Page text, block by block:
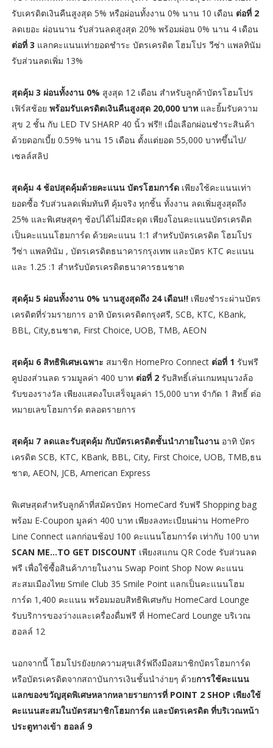
รับเครดิตเงินคืนสูงสุด 5% หรือผ่อนทั้งงาน 0% นาน 10 เดือนต่อที่ 2
ลดเยอะ ผ่อนนาน รับส่วนลดสูงสุด 20% พร้อมผ่อน 0% นาน 4 เดือน
ต่อที่ 3 แลกคะแนนเท่ายอดชำระ บัตรเครดิต โฮมโปร วีซ่า แพลทินัม
รับส่วนลดเพิ่ม 13%
สุดคุ้ม 3 ผ่อนทั้งงาน 0% สูงสุด 12 เดือน สำหรับลูกค้าบัตรโฮมโปร
เฟิร์สช้อย พร้อมรับเครดิตเงินคืนสูงสุด 20,000 บาท และยิ้มรับความ
สุข 2 ชั้น กับ LED TV SHARP 40 นิ้ว ฟรี!! เมื่อเลือกผ่อนชำระสินค้า
ด้วยดอกเบี้ย 0.59% นาน 15 เดือน ตั้งแต่ยอด 55,000 บาทขึ้นไป/
เซลล์สลิป
สุดคุ้ม 4 ช้อปสุดคุ้มด้วยคะแนน บัตรโฮมการ์ดเพียงใช้คะแนนเท่า
ยอดซื้อ รับส่วนลดเพิ่มทันที คุ้มจริง ทุกชิ้น ทั้งงาน ลดเพิ่มสูงสุดถึง
25% และพิเศษสุดๆ ช้อปได้ไม่มีสะดุด เพียงโอนคะแนนบัตรเครดิต
เป็นคะแนนโฮมการ์ด ด้วยคะแนน 1:1 สำหรับบัตรเครดิต โฮมโปร
วีซ่า แพลทินัม , บัตรเครดิตธนาคารกรุงเทพ และบัตร KTC คะแนน
และ 1.25 :1 สำหรับบัตรเครดิตธนาคารธนชาต
สุดคุ้ม 5 ผ่อนทั้งงาน 0% นานสูงสุดถึง 24 เดือน!!เพียงชำระผ่านบัตร
เครดิตที่ร่วมรายการ อาทิ บัตรเครดิตกรุงศรี, SCB, KTC, KBank,
BBL, City,ธนชาต, First Choice, UOB, TMB, AEON
สุดคุ้ม 6 สิทธิพิเศษเฉพาะ สมาชิก HomePro Connect ต่อที่ 1 รับฟรี
คูปองส่วนลด รวมมูลค่า 400 บาท ต่อที่ 2 รับสิทธิ์เล่นเกมหมุนวงล้อ
รับของรางวัล เพียงแสดงใบเสร็จมูลค่า 15,000 บาท จำกัด 1 สิทธิ์ ต่อ
หมายเลขโฮมการ์ด ตลอดรายการ
สุดคุ้ม 7 ลดและรับสุดคุ้ม กับบัตรเครดิตชั้นนำภายในงานอาทิ บัตร
เครดิต SCB, KTC, KBank, BBL, City, First Choice, UOB, TMB,ธน
ชาต, AEON, JCB, American Express
พิเศษสุดสำหรับลูกค้าที่สมัครบัตร HomeCard รับฟรี Shopping bag
พร้อม E-Coupon มูลค่า 400 บาท เพียงลงทะเบียนผ่าน HomePro
Line Connect แลกก่อนช้อป 100 คะแนนโฮมการ์ด เท่ากับ 100 บาท
SCAN ME…TO GET DISCOUNT เพียงสแกน QR Code รับส่วนลด
ฟรี เพื่อใช้ซื้อสินค้าภายในงาน Swap Point Shop Now คะแนน
สะสมเมืองไทย Smile Club 35 Smile Point แลกเป็นคะแนนโฮม
การ์ด 1,400 คะแนน พร้อมมอบสิทธิพิเศษกับ HomeCard Lounge
รับบริการของว่างและเครื่องดื่มฟรี ที่ HomeCard Lounge บริเวณ
ฮอลล์ 12
นอกจากนี้ โฮมโปรยังยกความสุขเสิร์ฟถึงมือสมาชิกบัตรโฮมการ์ด
หรือบัตรเครดิตจากสถาบันการเงินชั้นนำง่ายๆ ด้วยการใช้คะแนน
แลกของขวัญสุดพิเศษหลากหลายรายการที่ POINT 2 SHOP เพียงใช้
คะแนนสะสมในบัตรสมาชิกโฮมการ์ด และบัตรเครดิต ที่บริเวณหน้า
ประตูทางเข้า ฮอลล์ 9